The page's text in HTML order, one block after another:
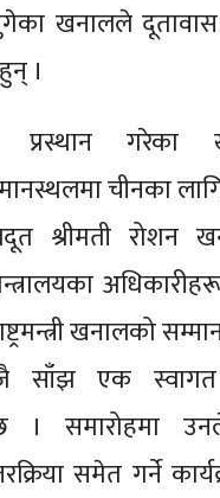
खनालले दूतावास
।
प्रस्थान गरेका
चीनका
श्रीमती रोशन
खनालको
साँझ एक स्वागत
। समारोहमा
समेत गर्ने